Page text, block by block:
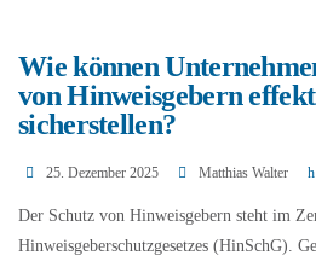
Wie können
von Hinweisgebern
sicherstellen?
25. Dezember 2025 Matthias Walter
Der Schutz von Hinweisgebern steht im
Hinweisgeberschutzgesetzes (HinSchG).